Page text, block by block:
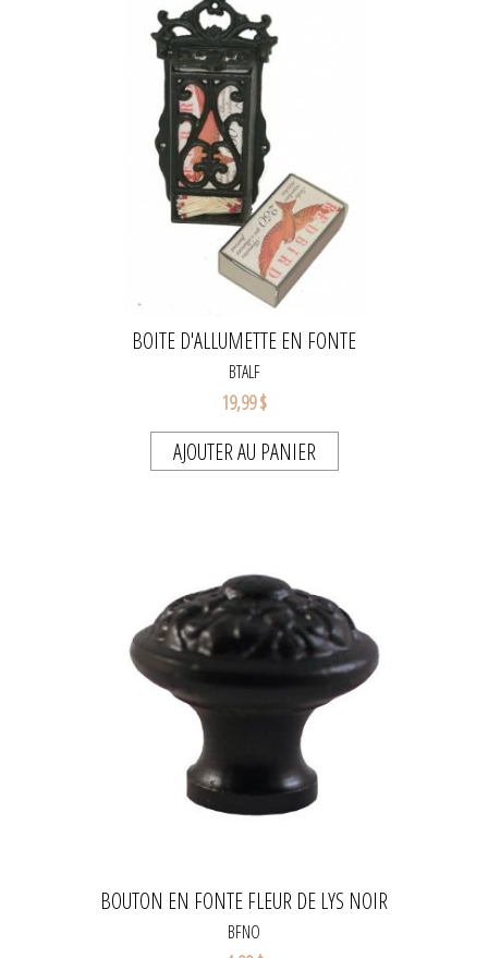
BOITE D'ALLUMETTE EN FONTE
BTALF
19,99 $
AJOUTER AU PANIER
BOUTON EN FONTE FLEUR DE LYS NOIR
BFNO